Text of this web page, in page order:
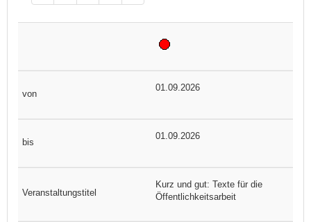
01.09.2026
01.09.2026
Kurz und gut: Texte für die
Öffentlichkeitsarbeit